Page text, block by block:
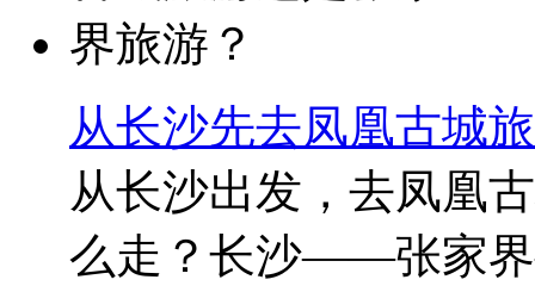
从长沙先去凤凰古城
从长沙出发，去凤凰
么走？长沙——张家